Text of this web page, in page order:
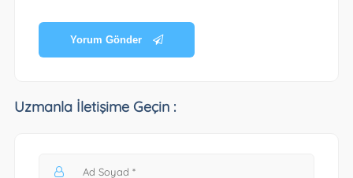
Yorum Gönder
Uzmanla İletişime Geçin :